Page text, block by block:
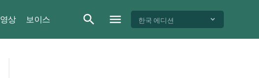
영상 보이스 한국 에디션